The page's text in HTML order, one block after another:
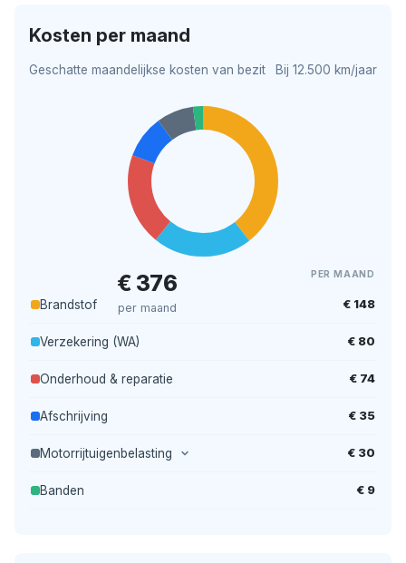
Kosten per maand
Geschatte maandelijkse kosten van bezit Bij 12.500 km/jaar
€ 376
per maand
PER MAAND
Brandstof € 148
Verzekering (WA) € 80
Onderhoud & reparatie € 74
Afschrijving € 35
Motorrijtuigenbelasting € 30
Banden € 9